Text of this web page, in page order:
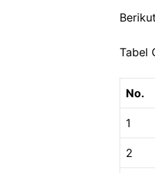
Tabel
No.
1
2